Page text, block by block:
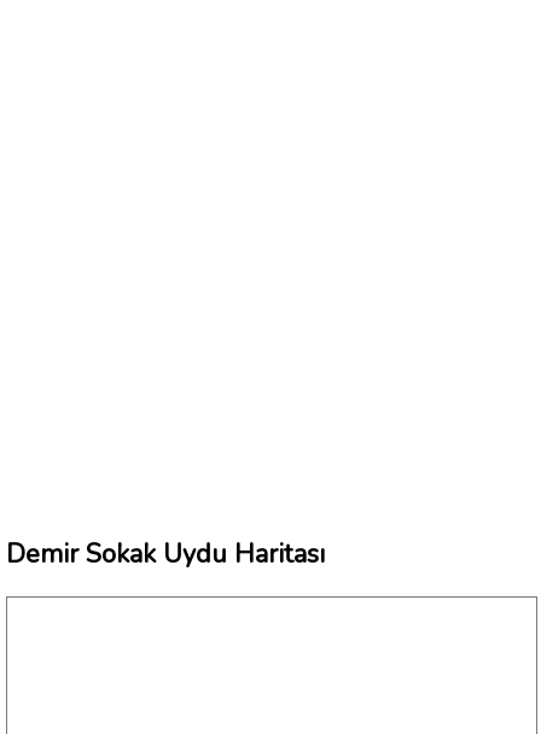
Demir Sokak Uydu Haritası